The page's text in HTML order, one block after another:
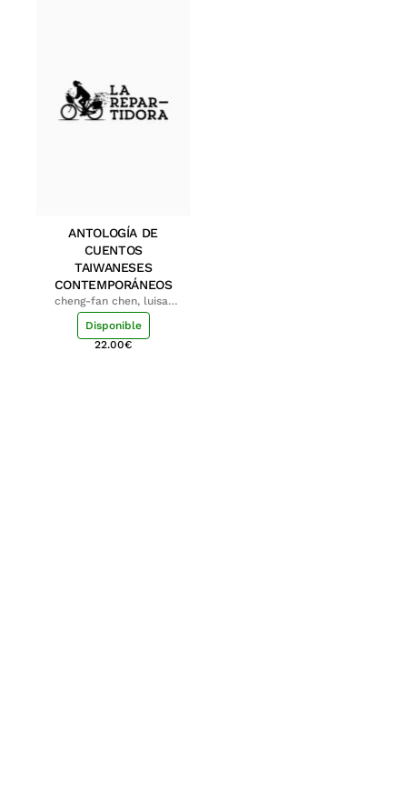
ANTOLOGÍA DE
CUENTOS
TAIWANESES
CONTEMPORÁNEOS
cheng-fan chen, luisa;
shu-ying chang, luisa
Disponible
22.00€